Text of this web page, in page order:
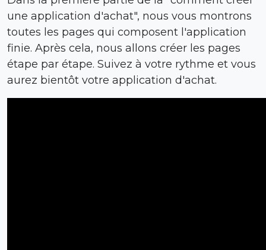
une application d'achat", nous vous montrons
toutes les pages qui composent l'application
finie. Après cela, nous allons créer les pages
étape par étape. Suivez à votre rythme et vous
aurez bientôt votre application d'achat.